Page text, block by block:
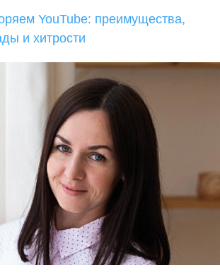
YouTube: преимущества,
и хитрости